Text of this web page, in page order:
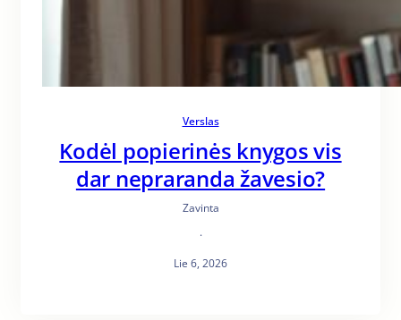
Verslas
Kodėl popierinės knygos vis
dar nepraranda žavesio?
Zavinta
·
Lie 6, 2026